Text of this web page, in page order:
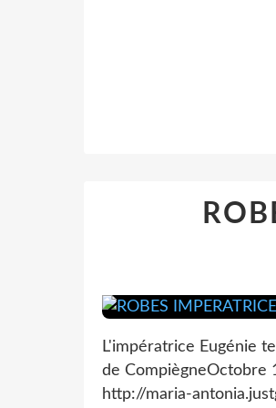
L'impératrice Eugénie
de CompiègneOctobre
http://maria-